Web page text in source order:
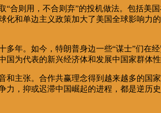
合则用，不合则弃”的投机做法。包括美
和单边主义政策加大了美国全球影响力
年。如今，特朗普身边一些“谋士”们在
为代表的新兴经济体和发展中国家群体
主张。合作共赢理念得到越来越多的国
，抑或迟滞中国崛起的进程，都是逆历